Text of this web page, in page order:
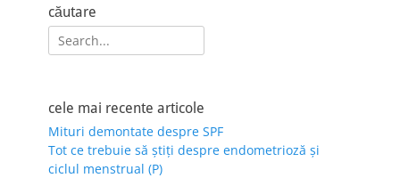
căutare
Search
for:
cele mai recente articole
Mituri demontate despre SPF
Tot ce trebuie să știți despre endometrioză și
ciclul menstrual (P)